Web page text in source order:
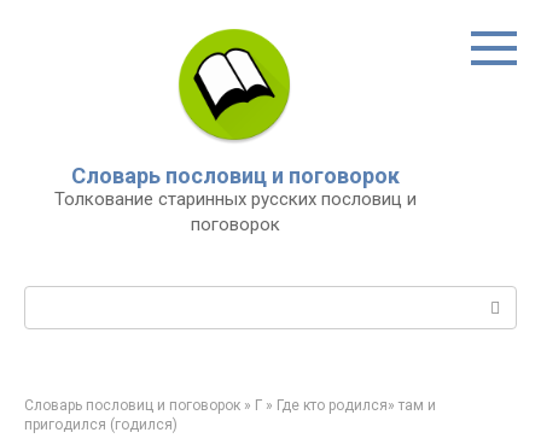
Словарь пословиц и поговорок
Толкование старинных русских пословиц и
поговорок
Словарь пословиц и поговорок » Г » Где кто родился» там и
пригодился (годился)